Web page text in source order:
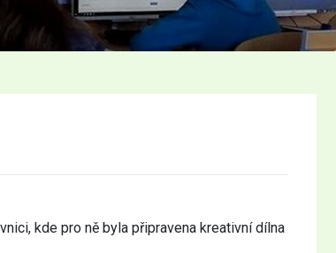
kde pro ně byla připravena kreativní dílna